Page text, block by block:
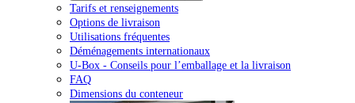
Tarifs et renseignements
Options de livraison
Utilisations fréquentes
Déménagements internationaux
U-Box - Conseils pour l’emballage et la livraison
FAQ
Dimensions du conteneur